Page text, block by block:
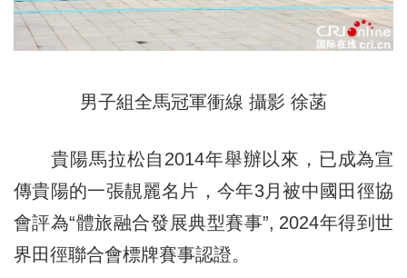
男子組全馬冠軍衝線 攝影 徐菡
貴陽馬拉松自2014年舉辦以來，已成為宣
傳貴陽的一張靚麗名片，今年3月被中國田徑協
會評為“體旅融合發展典型賽事”, 2024年得到世
界田徑聯合會標牌賽事認證。